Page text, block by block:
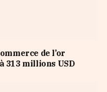
de l’or
313 millions USD